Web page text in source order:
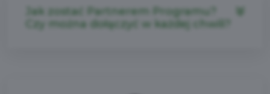
Jak zostać Partnerem Programu?
Czy można dołączyć w każdej chwili?